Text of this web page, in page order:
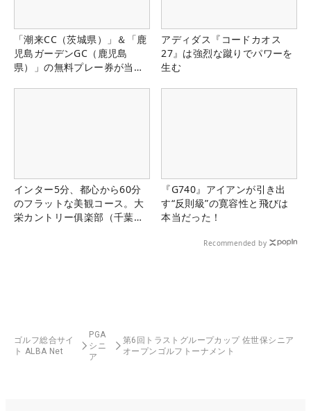
「潮来CC（茨城県）」＆「鹿
児島ガーデンGC（鹿児島
県）」の無料プレー券が当た
アディダス『コードカオス
27』は強烈な蹴りでパワーを
生む
インター5分、都心から60分
のフラットな美観コース。大
栄カントリー俱楽部（千葉
『G740』アイアンが引き出
す“反則級”の寛容性と飛びは
本当だった！
Recommended by
ゴルフ総合サイ
ト ALBA Net
PGA
シニ
ア
第6回トラストグループカップ 佐世保シニア
オープンゴルフトーナメント